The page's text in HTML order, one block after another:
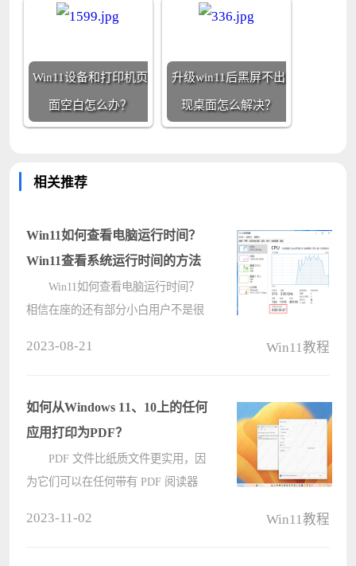
Win11设备和打印机页
面空白怎么办？
升级win11后黑屏不出
现桌面怎么解决？
相关推荐
Win11如何查看电脑运行时间？
Win11查看系统运行时间的方法
Win11如何查看电脑运行时间？
相信在座的还有部分小白用户不是很
要的朋友们一起来了解下吧。
Win????
2023-08-21 Win11教程
如何从Windows 11、10上的任何
应用打印为PDF？
PDF 文件比纸质文件更实用，因
为它们可以在任何带有 PDF 阅读器
2023-11-02 Win11教程